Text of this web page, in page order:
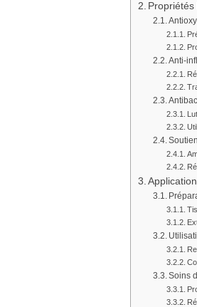
Anti-
Soins